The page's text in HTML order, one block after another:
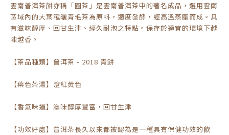
雲南普洱茶餅亦稱「圓茶」是雲南普洱茶中的著名成品，選用雲南
區域內的大葉種曬青毛茶為原料，適度發酵，經高溫蒸壓而成。具
有滋味醇厚、回甘生津、經久耐泡之特點。保存於適宜的環境下越
陳越香。
【茶品種類】普洱茶 - 2018 青餅
【葉色茶湯】澄紅黃色
【香氣味道】滋味醇厚豐富，回甘生津
【功效好處】普洱茶長久以來都被認為是一種具有保健功效的飲